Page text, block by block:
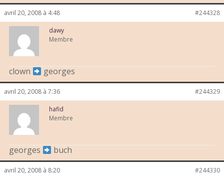
avril 20, 2008 à 4:48 #244328
dawy
Membre
clown georges
avril 20, 2008 à 7:36 #244329
hafid
Membre
georges buch
avril 20, 2008 à 8:20 #244330